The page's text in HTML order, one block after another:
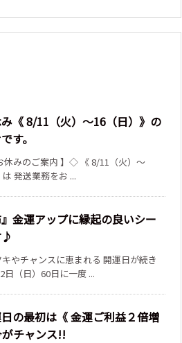
《 8/11（火）～16（日）》の
す。
みのご案内 】◇ 《 8/11（火）～
発送業務をお ...
』金運アップに縁起の良いシー
♪
やチャンスに恵まれる 開運日が続き
（日）60日に一度 ...
の最初は《 金運ご利益２倍増
がチャンス!!